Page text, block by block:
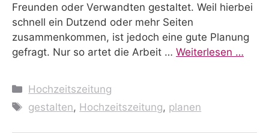
Freunden oder Verwandten gestaltet. Weil hierbei
schnell ein Dutzend oder mehr Seiten
zusammenkommen, ist jedoch eine gute Planung
gefragt. Nur so artet die Arbeit … Weiterlesen …
Kategorien
Hochzeitszeitung
Schlagwörter
gestalten, Hochzeitszeitung, planen